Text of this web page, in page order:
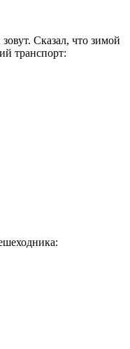
Сказал, что зимой
транспорт: